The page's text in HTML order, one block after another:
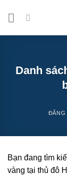
Danh
ĐĂNG
Bạn đang tìm
vàng tại thủ đô